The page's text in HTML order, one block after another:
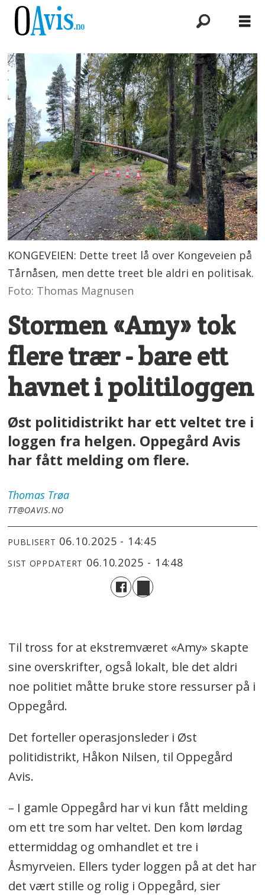
KONGEVEIEN: Dette treet lå over Kongeveien på
Tårnåsen, men dette treet ble aldri en politisak.
Foto: Thomas Magnusen
Stormen «Amy» tok
flere trær - bare ett
havnet i politiloggen
Øst politidistrikt har ett veltet tre i
loggen fra helgen. Oppegård Avis
har fått melding om flere.
Thomas Trøa
TT@OAVIS.NO
PUBLISERT 06.10.2025 - 14:45
SIST OPPDATERT 06.10.2025 - 14:48
Til tross for at ekstremværet «Amy» skapte
sine overskrifter, også lokalt, ble det aldri
noe politiet måtte bruke store ressurser på i
Oppegård.
Det forteller operasjonsleder i Øst
politidistrikt, Håkon Nilsen, til Oppegård
Avis.
– I gamle Oppegård har vi kun fått melding
om ett tre som har veltet. Den kom lørdag
ettermiddag og omhandlet et tre i
Åsmyrveien. Ellers tyder loggen på at det har
det vært stille og rolig i Oppegård, sier